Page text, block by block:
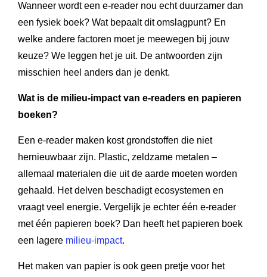
Wanneer wordt een e-reader nou echt duurzamer dan
een fysiek boek? Wat bepaalt dit omslagpunt? En
welke andere factoren moet je meewegen bij jouw
keuze? We leggen het je uit. De antwoorden zijn
misschien heel anders dan je denkt.
Wat is de milieu-impact van e-readers en papieren
boeken?
Een e-reader maken kost grondstoffen die niet
hernieuwbaar zijn. Plastic, zeldzame metalen –
allemaal materialen die uit de aarde moeten worden
gehaald. Het delven beschadigt ecosystemen en
vraagt veel energie. Vergelijk je echter één e-reader
met één papieren boek? Dan heeft het papieren boek
een lagere milieu-impact.
Het maken van papier is ook geen pretje voor het